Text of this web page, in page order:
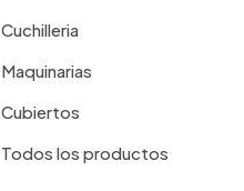
Cuchilleria
Maquinarias
Cubiertos
Todos los productos